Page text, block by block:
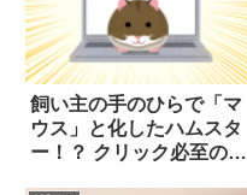
飼い主の手のひらで「マ
ウス」と化したハムスタ
ー！？ クリック必至の光